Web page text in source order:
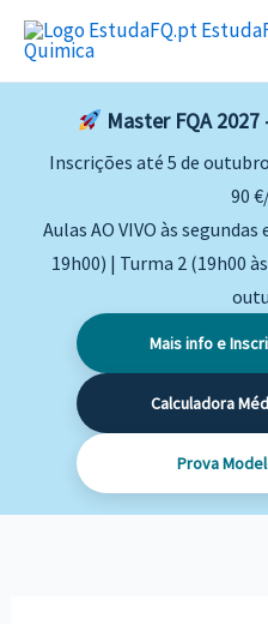
Skip
content
Master FQA
Inscrições até 5 de
90
Aulas AO VIVO às
19h00) | Turma 2 (19h00
Mais info e
Calculadora
Prova